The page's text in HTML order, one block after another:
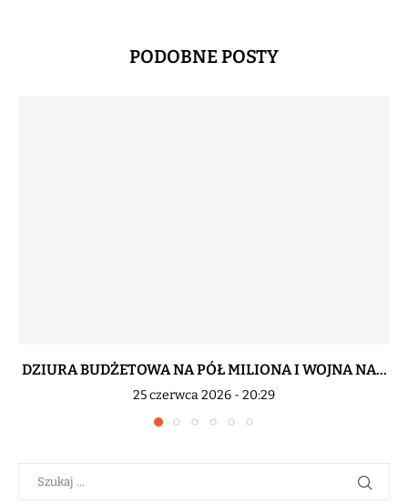
PODOBNE POSTY
DZIURA BUDŻETOWA NA PÓŁ MILIONA I WOJNA NA...
25 czerwca 2026 - 20:29